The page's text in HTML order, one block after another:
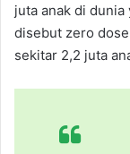
juta anak di
disebut zero
sekitar 2,2 juta